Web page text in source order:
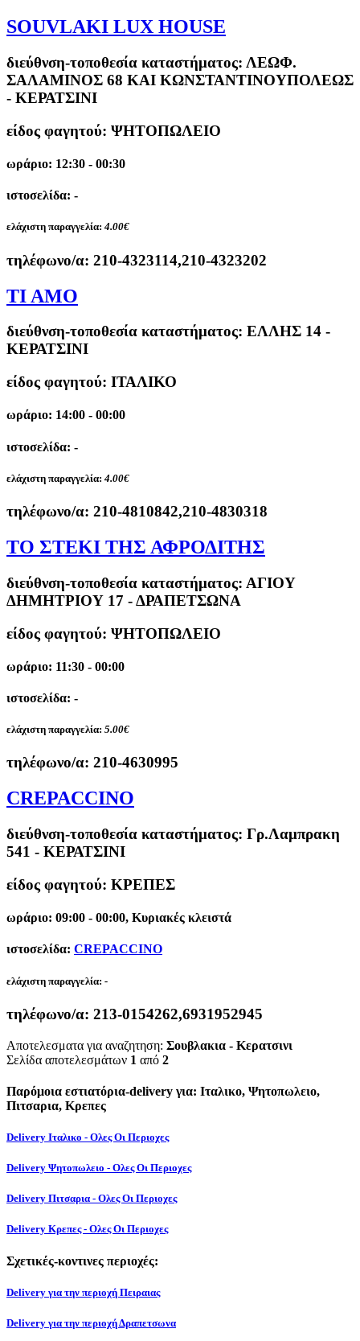
SOUVLAKI LUX HOUSE
διεύθνση-τοποθεσία καταστήματος: ΛΕΩΦ.
ΣΑΛΑΜΙΝΟΣ 68 ΚΑΙ ΚΩΝΣΤΑΝΤΙΝΟΥΠΟΛΕΩΣ
- ΚΕΡΑΤΣΙΝΙ
είδος φαγητού: ΨΗΤΟΠΩΛΕΙΟ
ωράριο: 12:30 - 00:30
ιστοσελίδα: -
ελάχιστη παραγγελία: 4.00€
τηλέφωνο/α: 210-4323114,210-4323202
TI AMO
διεύθνση-τοποθεσία καταστήματος: ΕΛΛΗΣ 14 -
ΚΕΡΑΤΣΙΝΙ
είδος φαγητού: ΙΤΑΛΙΚΟ
ωράριο: 14:00 - 00:00
ιστοσελίδα: -
ελάχιστη παραγγελία: 4.00€
τηλέφωνο/α: 210-4810842,210-4830318
ΤΟ ΣΤΕΚΙ ΤΗΣ ΑΦΡΟΔΙΤΗΣ
διεύθνση-τοποθεσία καταστήματος: ΑΓΙΟΥ
ΔΗΜΗΤΡΙΟΥ 17 - ΔΡΑΠΕΤΣΩΝΑ
είδος φαγητού: ΨΗΤΟΠΩΛΕΙΟ
ωράριο: 11:30 - 00:00
ιστοσελίδα: -
ελάχιστη παραγγελία: 5.00€
τηλέφωνο/α: 210-4630995
CREPACCINO
διεύθνση-τοποθεσία καταστήματος: Γρ.Λαμπρακη
541 - ΚΕΡΑΤΣΙΝΙ
είδος φαγητού: ΚΡΕΠΕΣ
ωράριο: 09:00 - 00:00, Κυριακές κλειστά
ιστοσελίδα: CREPACCINO
ελάχιστη παραγγελία: -
τηλέφωνο/α: 213-0154262,6931952945
Αποτελεσματα για αναζητηση: Σουβλακια - Κερατσινι
Σελίδα αποτελεσμάτων 1 από 2
Παρόμοια εστιατόρια-delivery για: Ιταλικο, Ψητοπωλειο,
Πιτσαρια, Κρεπες
Delivery Ιταλικο - Ολες Οι Περιοχες
Delivery Ψητοπωλειο - Ολες Οι Περιοχες
Delivery Πιτσαρια - Ολες Οι Περιοχες
Delivery Κρεπες - Ολες Οι Περιοχες
Σχετικές-κοντινες περιοχές:
Delivery για την περιοχή Πειραιας
Delivery για την περιοχή Δραπετσωνα